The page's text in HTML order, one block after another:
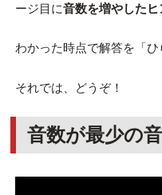
ージ目に音数を増やしたヒ
わかった時点で解答を「ひ
それでは、どうぞ！
音数が最少の